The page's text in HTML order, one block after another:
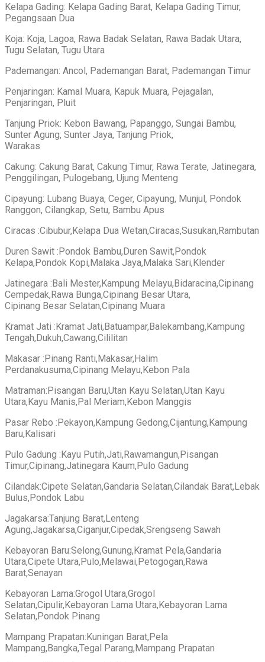
Kelapa Gading: Kelapa Gading Barat, Kelapa Gading Timur,
Pegangsaan Dua
Koja: Koja, Lagoa, Rawa Badak Selatan, Rawa Badak Utara,
Tugu Selatan, Tugu Utara
Pademangan: Ancol, Pademangan Barat, Pademangan Timur
Penjaringan: Kamal Muara, Kapuk Muara, Pejagalan,
Penjaringan, Pluit
Tanjung Priok: Kebon Bawang, Papanggo, Sungai Bambu,
Sunter Agung, Sunter Jaya, Tanjung Priok,
Warakas
Cakung: Cakung Barat, Cakung Timur, Rawa Terate, Jatinegara,
Penggilingan, Pulogebang, Ujung Menteng
Cipayung: Lubang Buaya, Ceger, Cipayung, Munjul, Pondok
Ranggon, Cilangkap, Setu, Bambu Apus
Ciracas :Cibubur,Kelapa Dua Wetan,Ciracas,Susukan,Rambutan
Duren Sawit :Pondok Bambu,Duren Sawit,Pondok
Kelapa,Pondok Kopi,Malaka Jaya,Malaka Sari,Klender
Jatinegara :Bali Mester,Kampung Melayu,Bidaracina,Cipinang
Cempedak,Rawa Bunga,Cipinang Besar Utara,
Cipinang Besar Selatan,Cipinang Muara
Kramat Jati :Kramat Jati,Batuampar,Balekambang,Kampung
Tengah,Dukuh,Cawang,Cililitan
Makasar :Pinang Ranti,Makasar,Halim
Perdanakusuma,Cipinang Melayu,Kebon Pala
Matraman:Pisangan Baru,Utan Kayu Selatan,Utan Kayu
Utara,Kayu Manis,Pal Meriam,Kebon Manggis
Pasar Rebo :Pekayon,Kampung Gedong,Cijantung,Kampung
Baru,Kalisari
Pulo Gadung :Kayu Putih,Jati,Rawamangun,Pisangan
Timur,Cipinang,Jatinegara Kaum,Pulo Gadung
Cilandak:Cipete Selatan,Gandaria Selatan,Cilandak Barat,Lebak
Bulus,Pondok Labu
Jagakarsa:Tanjung Barat,Lenteng
Agung,Jagakarsa,Ciganjur,Cipedak,Srengseng Sawah
Kebayoran Baru:Selong,Gunung,Kramat Pela,Gandaria
Utara,Cipete Utara,Pulo,Melawai,Petogogan,Rawa
Barat,Senayan
Kebayoran Lama:Grogol Utara,Grogol
Selatan,Cipulir,Kebayoran Lama Utara,Kebayoran Lama
Selatan,Pondok Pinang
Mampang Prapatan:Kuningan Barat,Pela
Mampang,Bangka,Tegal Parang,Mampang Prapatan